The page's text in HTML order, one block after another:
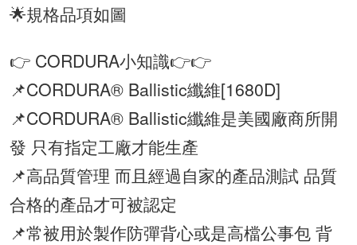
🌟規格品項如圖
👉 CORDURA小知識👉👉
📌CORDURA® Ballistic纖維[1680D]
📌CORDURA® Ballistic纖維是美國廠商所開
發 只有指定工廠才能生產
📌高品質管理 而且經過自家的產品測試 品質
合格的產品才可被認定
📌常被用於製作防彈背心或是高檔公事包 背